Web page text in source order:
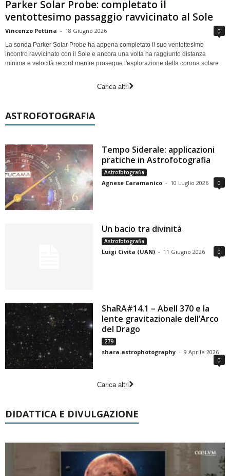
Parker Solar Probe: completato il
ventottesimo passaggio ravvicinato al Sole
Vincenzo Pettina - 18 Giugno 2026 0
La sonda Parker Solar Probe ha appena completato il suo ventottesimo
incontro ravvicinato con il Sole e ancora una volta ha raggiunto distanza
minima e velocità record mentre prosegue l'esplorazione della corona solare
Carica altri
ASTROFOTOGRAFIA
Tempo Siderale: applicazioni
pratiche in Astrofotografia
Astrofotografia
Agnese Caramanico - 10 Luglio 2026 0
Un bacio tra divinità
Astrofotografia
Luigi Civita (UAN) - 11 Giugno 2026 0
ShaRA#14.1 – Abell 370 e la
lente gravitazionale dell’Arco
del Drago
279
shara.astrophotography - 9 Aprile 2026
0
Carica altri
DIDATTICA E DIVULGAZIONE